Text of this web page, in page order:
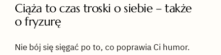
Ciąża to czas troski o siebie – także
o fryzurę
Nie bój się sięgać po to, co poprawia Ci humor.